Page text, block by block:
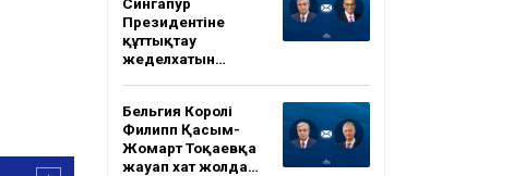
Президентіне
құттықтау
жеделхатын…
Бельгия Королі
Филипп Қасым-
Жомарт Тоқаевқа
жауап хат жолда…